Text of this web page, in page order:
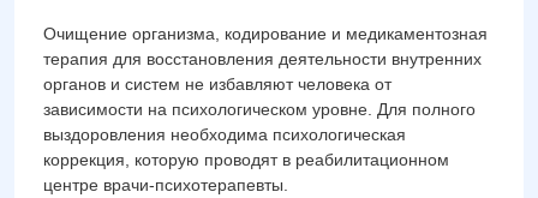
Очищение организма, кодирование и медикаментозная
терапия для восстановления деятельности внутренних
органов и систем не избавляют человека от
зависимости на психологическом уровне. Для полного
выздоровления необходима психологическая
коррекция, которую проводят в реабилитационном
центре врачи-психотерапевты.